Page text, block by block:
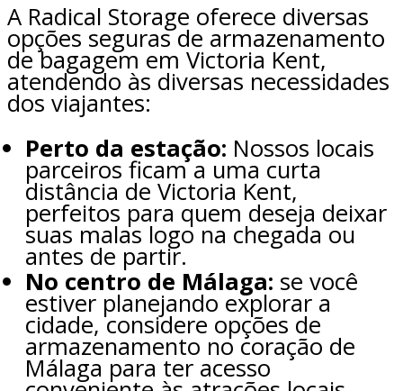
A Radical Storage oferece diversas
opções seguras de armazenamento
de bagagem em Victoria Kent,
atendendo às diversas necessidades
dos viajantes:
Perto da estação: Nossos locais
parceiros ficam a uma curta
distância de Victoria Kent,
perfeitos para quem deseja deixar
suas malas logo na chegada ou
antes de partir.
No centro de Málaga: se você
estiver planejando explorar a
cidade, considere opções de
armazenamento no coração de
Málaga para ter acesso